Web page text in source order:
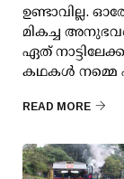
ഉണ്ടാവില്ല.
മികച്ച
ഏത്
കഥകള്‍ നമ്മെ
READ MORE